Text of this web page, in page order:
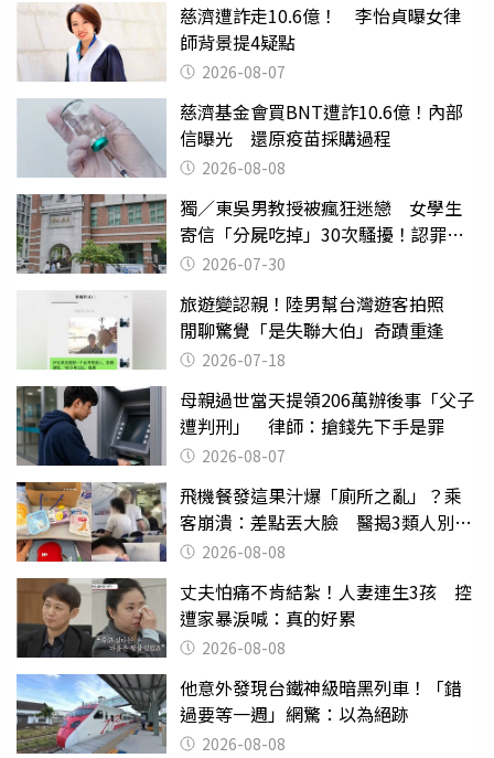
慈濟遭詐走10.6億！ 李怡貞曝女律
師背景提4疑點
2026-08-07
慈濟基金會買BNT遭詐10.6億！內部
信曝光 還原疫苗採購過程
2026-08-08
獨／東吳男教授被瘋狂迷戀 女學生
寄信「分屍吃掉」30次騷擾！認罪免
關 2026-07-30
旅遊變認親！陸男幫台灣遊客拍照
閒聊驚覺「是失聯大伯」奇蹟重逢
2026-07-18
母親過世當天提領206萬辦後事「父子
遭判刑」 律師：搶錢先下手是罪
2026-08-07
飛機餐發這果汁爆「廁所之亂」？乘
客崩潰：差點丟大臉 醫揭3類人別亂
喝 2026-08-08
丈夫怕痛不肯結紮！人妻連生3孩 控
遭家暴淚喊：真的好累
2026-08-08
他意外發現台鐵神級暗黑列車！「錯
過要等一週」網驚：以為絕跡
2026-08-08